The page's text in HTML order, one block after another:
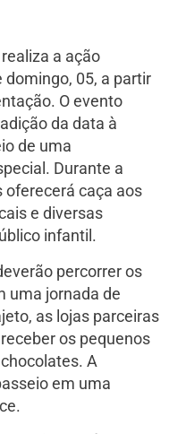
a ação
domingo, 05, a partir
O evento
da data à
de uma
Durante a
oferecerá caça aos
e diversas
infantil.
percorrer os
uma jornada de
as lojas parceiras
os pequenos
A
em uma